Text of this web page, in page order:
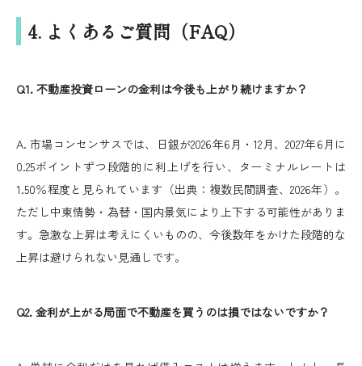
4. よくあるご質問（FAQ）
Q1. 不動産投資ローンの金利は今後も上がり続けますか？
A. 市場コンセンサスでは、日銀が2026年6月・12月、2027年6月に
0.25ポイントずつ段階的に利上げを行い、ターミナルレートは
1.50％程度と見られています（出典：複数民間調査、2026年）。
ただし中東情勢・為替・国内景気により上下する可能性がありま
す。急激な上昇は考えにくいものの、今後数年をかけた段階的な
上昇は避けられない見通しです。
Q2. 金利が上がる局面で不動産を買うのは損ではないですか？